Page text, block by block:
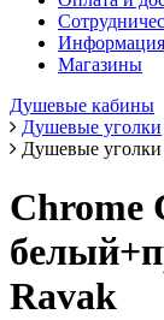
Информация
Магазины
Душевые кабины
Душевые уголки
Душевые
Chrome
Ravak